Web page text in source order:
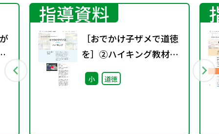
指導資料
［おでかけ子ザメで道徳
を］②ハイキング教材
+指導案
小 道徳